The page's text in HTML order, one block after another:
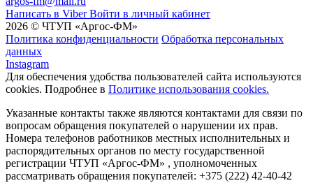
Написать в Viber Войти в личный кабинет
2026 © ЧТУП «Аргос-ФМ»
Политика конфиденциальности Обработка персональных
данных
Instagram
Для обеспечения удобства пользователей сайта используются
cookies. Подробнее в Политике использования cookies.
Указанные контакты также являются контактами для связи по
вопросам обращения покупателей о нарушении их прав.
Номера телефонов работников местных исполнительных и
распорядительных органов по месту государственной
регистрации ЧТУП «Аргос-ФМ» , уполномоченных
рассматривать обращения покупателей: +375 (222) 42-40-42